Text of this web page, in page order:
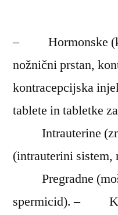
– Hormonske
nožnični prstan,
kontracepcijska
tablete in tabletke
Intrauterine
(intrauterini
Pregradne
spermicid). –